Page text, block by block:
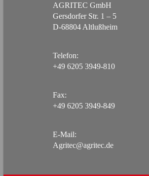
AGRITEC GmbH
Gersdorfer Str. 1 – 5
D-68804 Altlußheim
Telefon:
+49 6205 3949-810
Fax:
+49 6205 3949-849
E-Mail:
Agritec@agritec.de